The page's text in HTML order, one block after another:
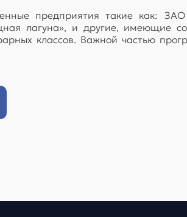
предприятия такие как:
лагуна», и другие, имеющие
классов. Важной частью